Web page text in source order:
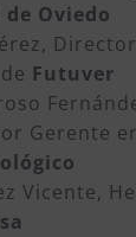
Oviedo
Director
Futuver
Gerente
Vicente,